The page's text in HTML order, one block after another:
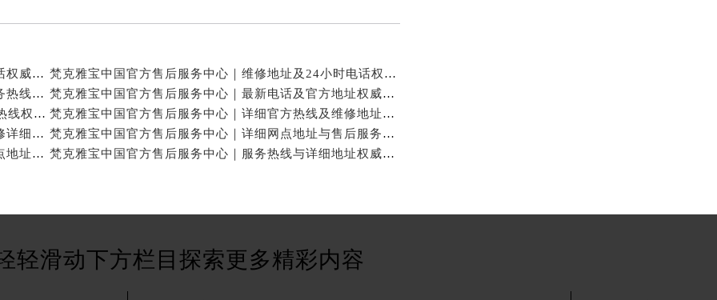
梵克雅宝中国官方售后服务中心｜网点地址和联系电话权威信息公示（2026年7月最新）
梵克雅宝中国官方售后服务中心｜维修地址及24小时电话权威信息公示（2026年7月最新）
梵克雅宝中国官方售后服务中心｜详细地址与官方服务热线权威信息公示（2026年7月最新）
梵克雅宝中国官方售后服务中心｜最新电话及官方地址权威信息公示（2026年7月最新）
梵克雅宝中国官方售后服务中心｜网点地址及24小时热线权威信息公示（2026年7月最新）
梵克雅宝中国官方售后服务中心｜详细官方热线及维修地址权威信息公示（2026年7月最新）
梵克雅宝中国官方售后服务中心｜服务热线及全部维修详细地址权威信息公示（2026年7月最新）
梵克雅宝中国官方售后服务中心｜详细网点地址与售后服务电话权威信息公示（2026年7月最新）
梵克雅宝中国官方售后服务中心｜最新热线和全部网点地址权威信息公示（2026年7月最新）
梵克雅宝中国官方售后服务中心｜服务热线与详细地址权威信息公示（2026年7月最新）
轻滑动下方栏目探索更多精彩内容